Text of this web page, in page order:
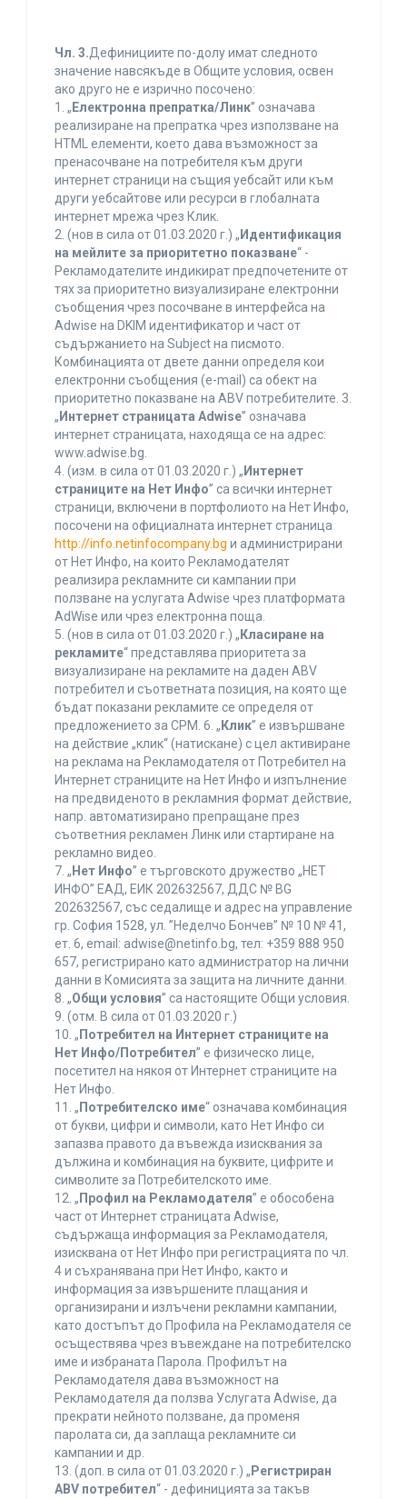
Чл. 3.Дефинициите по-долу имат следното
значение навсякъде в Общите условия, освен
ако друго не е изрично посочено:
1. „ Електронна препратка/Линк” означава
реализиране на препратка чрез използване на
HTML елементи, което дава възможност за
пренасочване на потребителя към други
интернет страници на същия уебсайт или към
други уебсайтове или ресурси в глобалната
интернет мрежа чрез Клик.
2. (нов в сила от 01.03.2020 г.) „ Идентификация
на мейлите за приоритетно показване“ -
Рекламодателите индикират предпочетените от
тях за приоритетно визуализиране електронни
съобщения чрез посочване в интерфейса на
Adwise на DKIM идентификатор и част от
съдържанието на Subject на писмото.
Комбинацията от двете данни определя кои
електронни съобщения (e-mail) са обект на
приоритетно показване на ABV потребителите. 3.
„ Интернет страницата Adwise” означава
интернет страницата, находяща се на адрес:
www.adwise.bg.
4. (изм. в сила от 01.03.2020 г.) „ Интернет
страниците на Нет Инфо” са всички интернет
страници, включени в портфолиото на Нет Инфо,
посочени на официалната интернет страница
http://info.netinfocompany.bg и администрирани
от Нет Инфо, на които Рекламодателят
реализира рекламните си кампании при
ползване на услугата Adwise чрез платформата
AdWise или чрез електронна поща.
5. (нов в сила от 01.03.2020 г.) „ Класиране на
рекламите“ представлява приоритета за
визуализиране на рекламите на даден ABV
потребител и съответната позиция, на която ще
бъдат показани рекламите се определя от
предложението за CPM. 6. „ Клик” е извършване
на действие „клик“ (натискане) с цел активиране
на реклама на Рекламодателя от Потребител на
Интернет страниците на Нет Инфо и изпълнение
на предвиденото в рекламния формат действие,
напр. автоматизирано препращане през
съответния рекламен Линк или стартиране на
рекламно видео.
7. „ Нет Инфо” е търговското дружество „НЕТ
ИНФО” ЕАД, ЕИК 202632567, ДДС № BG
202632567, със седалище и адрес на управление
гр. София 1528, ул. ”Неделчо Бончев” № 10 № 41,
ет. 6, еmail: adwise@netinfo.bg, тел: +359 888 950
657, регистрирано като администратор на лични
данни в Комисията за защита на личните данни.
8. „Общи условия” са настоящите Общи условия.
9. (отм. В сила от 01.03.2020 г.)
10. „ Потребител на Интернет страниците на
Нет Инфо/Потребител” е физическо лице,
посетител на някоя от Интернет страниците на
Нет Инфо.
11. „ Потребителско име“ означава комбинация
от букви, цифри и символи, като Нет Инфо си
запазва правото да въвежда изисквания за
дължина и комбинация на буквите, цифрите и
символите за Потребителското име.
12. „ Профил на Рекламодателя” е обособена
част от Интернет страницата Adwise,
съдържаща информация за Рекламодателя,
изисквана от Нет Инфо при регистрацията по чл.
4 и съхранявана при Нет Инфо, както и
информация за извършените плащания и
организирани и излъчени рекламни кампании,
като достъпът до Профила на Рекламодателя се
осъществява чрез въвеждане на потребителско
име и избраната Парола. Профилът на
Рекламодателя дава възможност на
Рекламодателя да ползва Услугата Adwise, да
прекрати нейното ползване, да променя
паролата си, да заплаща рекламните си
кампании и др.
13. (доп. в сила от 01.03.2020 г.) „ Регистриран
ABV потребител“ - дефиницията за такъв